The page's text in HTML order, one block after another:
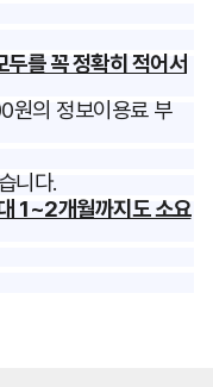
를 꼭 정확히 적어서
원의 정보이용료 부
니다.
1~2개월까지도소요